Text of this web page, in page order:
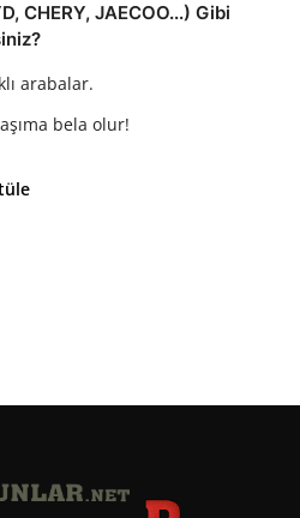
CHERY, JAECOO...) Gibi
arabalar.
bela olur!